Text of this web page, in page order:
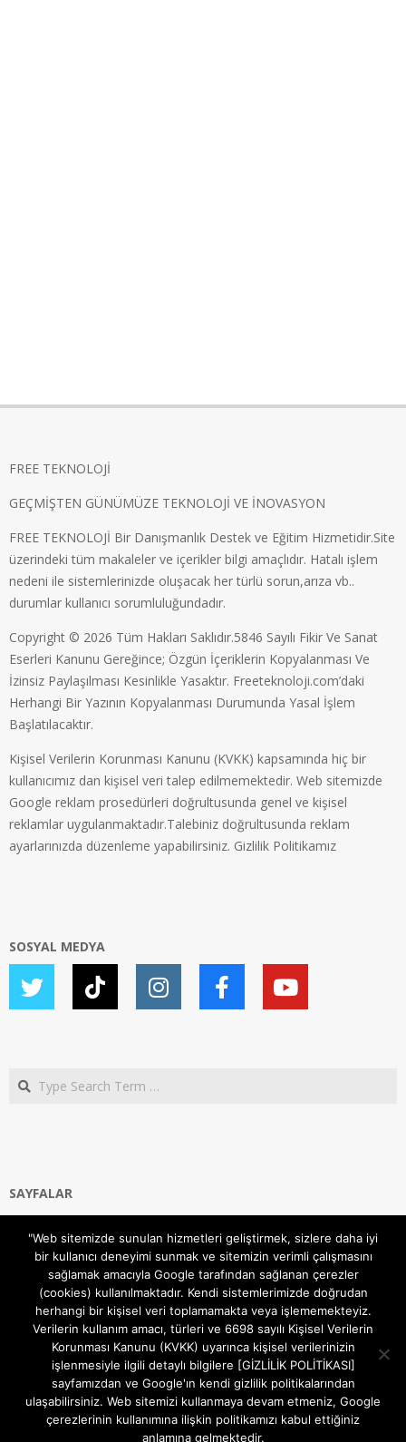
FREE TEKNOLOJİ
GEÇMİŞTEN GÜNÜMÜZE TEKNOLOJİ VE İNOVASYON
FREE TEKNOLOJİ Bir Danışmanlık Destek ve Eğitim Hizmetidir.Site
üzerindeki tüm makaleler ve içerikler bilgi amaçlıdır. Hatalı işlem
nedeni ile sistemlerinizde oluşacak her türlü sorun,arıza vb..
durumlar kullanıcı sorumluluğundadır.
Copyright © 2026 Tüm Hakları Saklıdır.5846 Sayılı Fikir Ve Sanat
Eserleri Kanunu Gereğince; Özgün İçeriklerin Kopyalanması Ve
İzinsiz Paylaşılması Kesinlikle Yasaktır. Freeteknoloji.com’daki
Herhangi Bir Yazının Kopyalanması Durumunda Yasal İşlem
Başlatılacaktır.
Kişisel Verilerin Korunması Kanunu (KVKK) kapsamında hiç bir
kullanıcımız dan kişisel veri talep edilmemektedir. Web sitemizde
Google reklam prosedürleri doğrultusunda genel ve kişisel
reklamlar uygulanmaktadır.Talebiniz doğrultusunda reklam
ayarlarınızda düzenleme yapabilirsiniz. Gizlilik Politikamız
SOSYAL MEDYA
Search
SAYFALAR
Gizlilik ve Çerezler (Cookies) Politikası
Hakkımızda
İletişim Kanalları
MODEM KURULUM
TEKNİK DESTEK
TELEVİZYON SİSTEMLERİ
"Web sitemizde sunulan hizmetleri geliştirmek, sizlere daha iyi
bir kullanıcı deneyimi sunmak ve sitemizin verimli çalışmasını
sağlamak amacıyla Google tarafından sağlanan çerezler
(cookies) kullanılmaktadır. Kendi sistemlerimizde doğrudan
herhangi bir kişisel veri toplamamakta veya işlememekteyiz.
Verilerin kullanım amacı, türleri ve 6698 sayılı Kişisel Verilerin
Korunması Kanunu (KVKK) uyarınca kişisel verilerinizin
işlenmesiyle ilgili detaylı bilgilere [GİZLİLİK POLİTİKASI]
sayfamızdan ve Google'ın kendi gizlilik politikalarından
ulaşabilirsiniz. Web sitemizi kullanmaya devam etmeniz, Google
çerezlerinin kullanımına ilişkin politikamızı kabul ettiğiniz
anlamına gelmektedir.